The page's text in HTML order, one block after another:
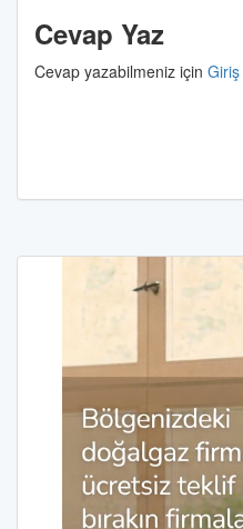
Cevap Yaz
Cevap yazabilmeniz için Giriş